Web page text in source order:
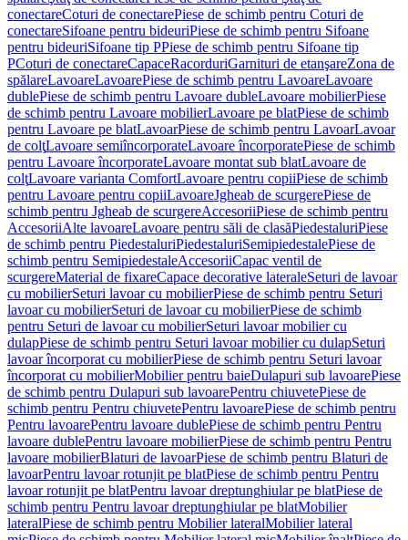
conectareCoturi de conectarePiese de schimb pentru Coturi de
conectareSifoane pentru bideuriPiese de schimb pentru Sifoane
pentru bideuriSifoane tip PPiese de schimb pentru Sifoane tip
PCoturi de conectareCapaceRacorduriGarnituri de etanşareZona de
spălareLavoareLavoarePiese de schimb pentru LavoareLavoare
dublePiese de schimb pentru Lavoare dubleLavoare mobilierPiese
de schimb pentru Lavoare mobilierLavoare pe blatPiese de schimb
pentru Lavoare pe blatLavoarPiese de schimb pentru LavoarLavoar
de colţLavoare semiîncorporateLavoare încorporatePiese de schimb
pentru Lavoare încorporateLavoare montat sub blatLavoare de
colţLavoare varianta ComfortLavoare pentru copiiPiese de schimb
pentru Lavoare pentru copiiLavoareJgheab de scurgerePiese de
schimb pentru Jgheab de scurgereAccesoriiPiese de schimb pentru
AccesoriiAlte lavoareLavoare pentru săli de clasăPiedestaluriPiese
de schimb pentru PiedestaluriPiedestaluriSemipiedestalePiese de
schimb pentru SemipiedestaleAccesoriiCapac ventil de
scurgereMaterial de fixareCapace decorative lateraleSeturi de lavoar
cu mobilierSeturi lavoar cu mobilierPiese de schimb pentru Seturi
lavoar cu mobilierSeturi de lavoar cu mobilierPiese de schimb
pentru Seturi de lavoar cu mobilierSeturi lavoar mobilier cu
dulapPiese de schimb pentru Seturi lavoar mobilier cu dulapSeturi
lavoar încorporat cu mobilierPiese de schimb pentru Seturi lavoar
încorporat cu mobilierMobilier pentru baieDulapuri sub lavoarePiese
de schimb pentru Dulapuri sub lavoarePentru chiuvetePiese de
schimb pentru Pentru chiuvetePentru lavoarePiese de schimb pentru
Pentru lavoarePentru lavoare dublePiese de schimb pentru Pentru
lavoare dublePentru lavoare mobilierPiese de schimb pentru Pentru
lavoare mobilierBlaturi de lavoarPiese de schimb pentru Blaturi de
lavoarPentru lavoar rotunjit pe blatPiese de schimb pentru Pentru
lavoar rotunjit pe blatPentru lavoar dreptunghiular pe blatPiese de
schimb pentru Pentru lavoar dreptunghiular pe blatMobilier
lateralPiese de schimb pentru Mobilier lateralMobilier lateral